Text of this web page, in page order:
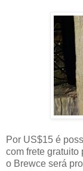
Por US$15 é
com frete gratuito
o Brewce será